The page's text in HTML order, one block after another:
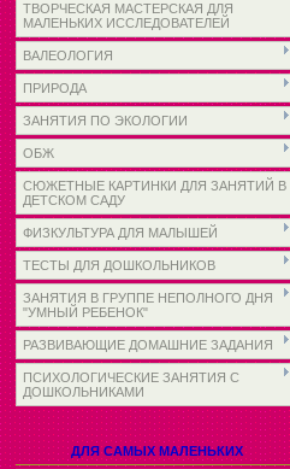
ТВОРЧЕСКАЯ МАСТЕРСКАЯ ДЛЯ
МАЛЕНЬКИХ ИССЛЕДОВАТЕЛЕЙ
ВАЛЕОЛОГИЯ
ПРИРОДА
ЗАНЯТИЯ ПО ЭКОЛОГИИ
ОБЖ
СЮЖЕТНЫЕ КАРТИНКИ ДЛЯ ЗАНЯТИЙ В
ДЕТСКОМ САДУ
ФИЗКУЛЬТУРА ДЛЯ МАЛЫШЕЙ
ТЕСТЫ ДЛЯ ДОШКОЛЬНИКОВ
ЗАНЯТИЯ В ГРУППЕ НЕПОЛНОГО ДНЯ
"УМНЫЙ РЕБЕНОК"
РАЗВИВАЮЩИЕ ДОМАШНИЕ ЗАДАНИЯ
ПСИХОЛОГИЧЕСКИЕ ЗАНЯТИЯ С
ДОШКОЛЬНИКАМИ
ДЛЯ САМЫХ МАЛЕНЬКИХ